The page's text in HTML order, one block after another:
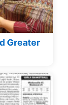
Greater